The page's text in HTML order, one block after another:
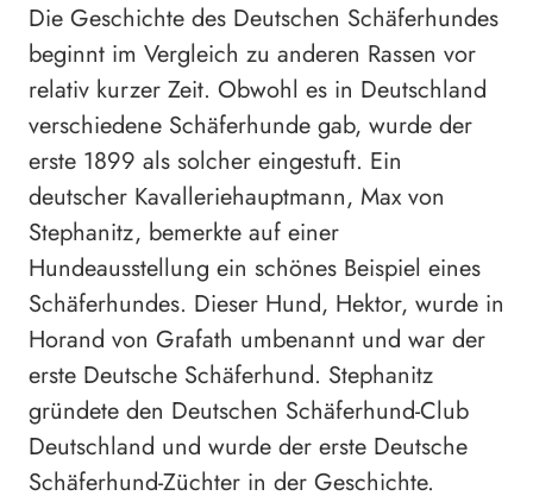
Die Geschichte des Deutschen Schäferhundes
beginnt im Vergleich zu anderen Rassen vor
relativ kurzer Zeit. Obwohl es in Deutschland
verschiedene Schäferhunde gab, wurde der
erste 1899 als solcher eingestuft. Ein
deutscher Kavalleriehauptmann, Max von
Stephanitz, bemerkte auf einer
Hundeausstellung ein schönes Beispiel eines
Schäferhundes. Dieser Hund, Hektor, wurde in
Horand von Grafath umbenannt und war der
erste Deutsche Schäferhund. Stephanitz
gründete den Deutschen Schäferhund-Club
Deutschland und wurde der erste Deutsche
Schäferhund-Züchter in der Geschichte.